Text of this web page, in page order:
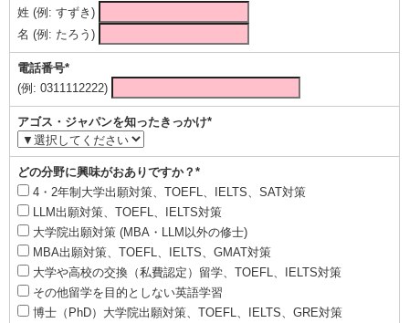
姓 (例: すずき)
名 (例: たろう)
電話番号*
(例: 0311112222)
アゴス・ジャパンを知ったきっかけ*
どの分野に興味がおありですか？*
4・2年制大学出願対策、TOEFL、IELTS、SAT対策
LLM出願対策、TOEFL、IELTS対策
大学院出願対策 (MBA・LLM以外の修士)
MBA出願対策、TOEFL、IELTS、GMAT対策
大学や高校の交換（私費認定）留学、TOEFL、IELTS対策
その他留学を目的としない英語学習
博士（PhD）大学院出願対策、TOEFL、IELTS、GRE対策